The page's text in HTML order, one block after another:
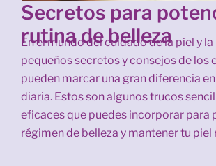
Secretos para
rutina de belleza
En el mundo del cuidado de la piel y
pequeños secretos y consejos de los
pueden marcar una gran diferencia
diaria. Estos son algunos trucos
eficaces que puedes incorporar para
régimen de belleza y mantener tu piel